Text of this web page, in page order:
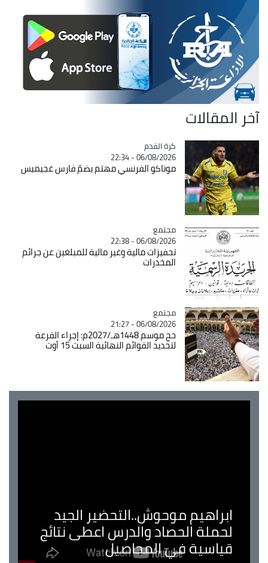
آخر المقالات
Catégorie
كرة القدم
06/08/2026 - 22:34
موناكو الفرنسي مهتم بضمّ فارس غجيميس
Catégorie
مجتمع
06/08/2026 - 22:38
تحفيزات مالية وغير مالية للمبلغين عن جرائم
المخدرات
Catégorie
مجتمع
06/08/2026 - 21:27
حج موسم 1448هـ/2027م: إجراء القرعة
لتحديد القوائم النهائية السبت 15 أوت
ابراهيم موحوش..التحضير الجيد
لحملة الحصاد والدرس اعطى نتائج
قياسية في المحاصيل